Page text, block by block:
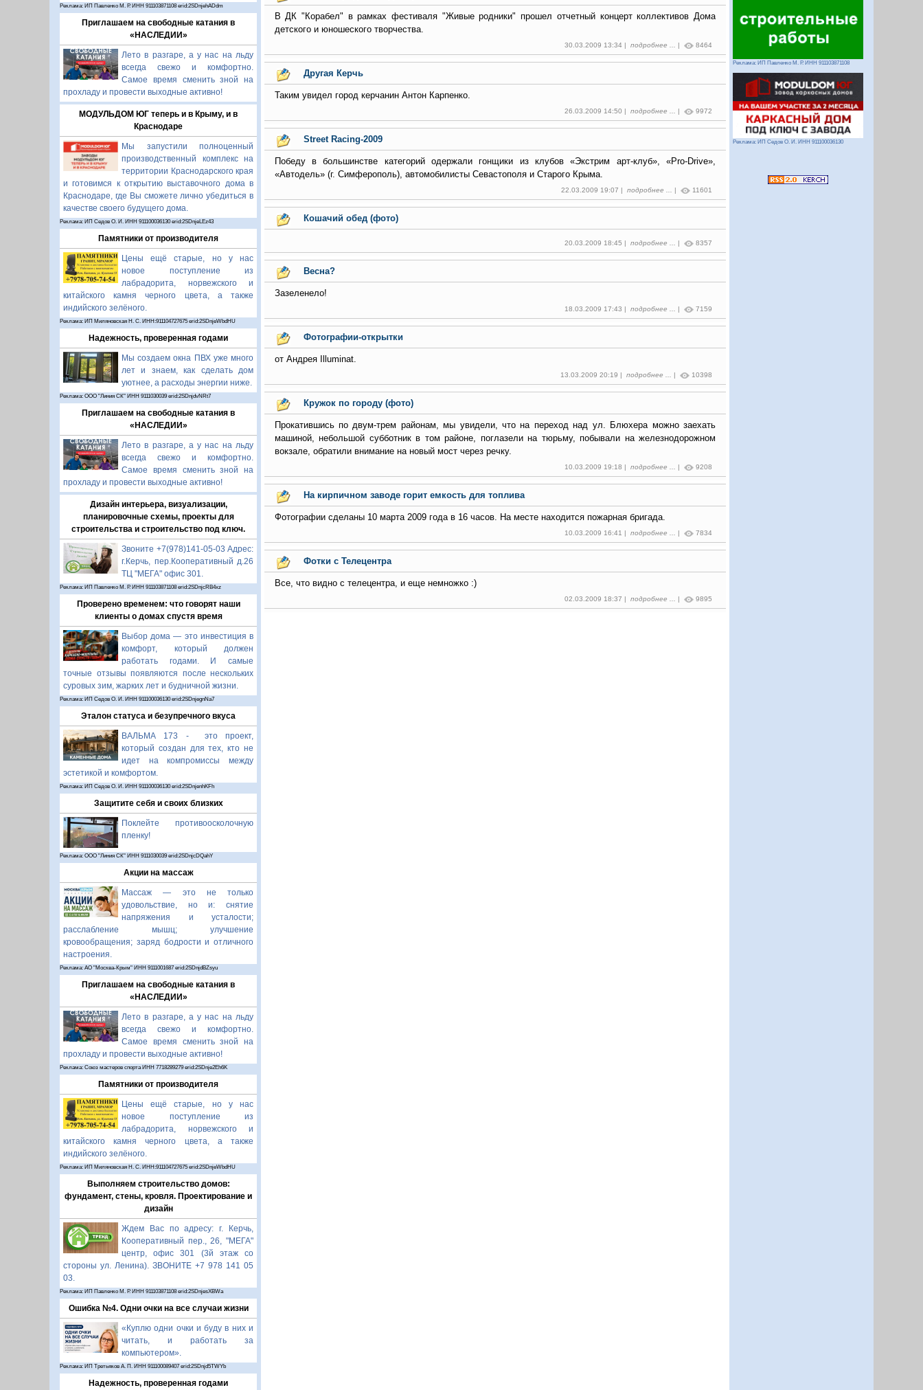
Реклама: ИП Павленко М. Р. ИНН 911103871108 erid:2SDnjehADdm
Приглашаем на свободные катания в
«НАСЛЕДИИ»
Лето в разгаре, а у нас на льду
всегда свежо и комфортно.
Самое время сменить зной на
прохладу и провести выходные активно!
МОДУЛЬДОМ ЮГ теперь и в Крыму, и в
Краснодаре
Мы запустили полноценный
производственный комплекс на
территории Краснодарского края
и готовимся к открытию выставочного дома в
Краснодаре, где Вы сможете лично убедиться в
качестве своего будущего дома.
Реклама: ИП Седов О. И. ИНН 911100036130 erid:2SDnjeLEz43
Памятники от производителя
Цены ещё старые, но у нас
новое поступление из
лабрадорита, норвежского и
китайского камня черного цвета, а также
индийского зелёного.
Реклама: ИП Миляновская Н. С. ИНН:911104727675 erid:2SDnjeWbdHU
Надежность, проверенная годами
Мы создаем окна ПВХ уже много
лет и знаем, как сделать дом
уютнее, а расходы энергии ниже.
Реклама: ООО "Линия СК" ИНН 9111030039 erid:2SDnjdvNRt7
Приглашаем на свободные катания в
«НАСЛЕДИИ»
Лето в разгаре, а у нас на льду
всегда свежо и комфортно.
Самое время сменить зной на
прохладу и провести выходные активно!
Дизайн интерьера, визуализации,
планировочные схемы, проекты для
строительства и строительство под ключ.
Звоните +7(978)141-05-03 Адрес:
г.Керчь, пер.Кооперативный д.26
ТЦ "МЕГА" офис 301.
Реклама: ИП Павленко М. Р. ИНН 911103871108 erid:2SDnjcRB4xz
Проверено временем: что говорят наши
клиенты о домах спустя время
Выбор дома — это инвестиция в
комфорт, который должен
работать годами. И самые
точные отзывы появляются после нескольких
суровых зим, жарких лет и будничной жизни.
Реклама: ИП Седов О. И. ИНН 911100036130 erid:2SDnjegnNa7
Эталон статуса и безупречного вкуса
ВАЛЬМА 173 - это проект,
который создан для тех, кто не
идет на компромиссы между
эстетикой и комфортом.
Реклама: ИП Седов О. И. ИНН 911100036130 erid:2SDnjenhKFh
Защитите себя и своих близких
Поклейте противоосколочную
пленку!
Реклама: ООО "Линия СК" ИНН 9111030039 erid:2SDnjcDQahY
Акции на массаж
Массаж — это не только
удовольствие, но и: снятие
напряжения и усталости;
расслабление мышц; улучшение
кровообращения; заряд бодрости и отличного
настроения.
Реклама: АО "Москва-Крым" ИНН 9111001687 erid:2SDnjdBZsyu
Приглашаем на свободные катания в
«НАСЛЕДИИ»
Лето в разгаре, а у нас на льду
всегда свежо и комфортно.
Самое время сменить зной на
прохладу и провести выходные активно!
Реклама: Союз мастеров спорта ИНН 7718289279 erid:2SDnje2Eh6K
Памятники от производителя
Цены ещё старые, но у нас
новое поступление из
лабрадорита, норвежского и
китайского камня черного цвета, а также
индийского зелёного.
Реклама: ИП Миляновская Н. С. ИНН:911104727675 erid:2SDnjeWbdHU
Выполняем строительство домов:
фундамент, стены, кровля. Проектирование и
дизайн
Ждем Вас по адресу: г. Керчь,
Кооперативный пер., 26, "МЕГА"
центр, офис 301 (3й этаж со
стороны ул. Ленина). ЗВОНИТЕ +7 978 141 05
03.
Реклама: ИП Павленко М. Р. ИНН 911103871108 erid:2SDnjesXBWa
Ошибка №4. Одни очки на все случаи жизни
«Куплю одни очки и буду в них и
читать, и работать за
компьютером».
Реклама: ИП Третьяков А. П. ИНН 911100089407 erid:2SDnjd5TWYb
Надежность, проверенная годами
В ДК "Корабел" в рамках фестиваля "Живые родники" прошел отчетный концерт коллективов Дома
детского и юношеского творчества.
30.03.2009 13:34 | подробнее ... | 8464
Другая Керчь
Таким увидел город керчанин Антон Карпенко.
26.03.2009 14:50 | подробнее ... | 9972
Street Racing-2009
Победу в большинстве категорий одержали гонщики из клубов «Экстрим арт-клуб», «Pro-Drive»,
«Автодель» (г. Симферополь), автомобилисты Севастополя и Старого Крыма.
22.03.2009 19:07 | подробнее ... | 11601
Кошачий обед (фото)
20.03.2009 18:45 | подробнее ... | 8357
Весна?
Зазеленело!
18.03.2009 17:43 | подробнее ... | 7159
Фотографии-открытки
от Андрея Illuminat.
13.03.2009 20:19 | подробнее ... | 10398
Кружок по городу (фото)
Прокатившись по двум-трем районам, мы увидели, что на переход над ул. Блюхера можно заехать
машиной, небольшой субботник в том районе, поглазели на тюрьму, побывали на железнодорожном
вокзале, обратили внимание на новый мост через речку.
10.03.2009 19:18 | подробнее ... | 9208
На кирпичном заводе горит емкость для топлива
Фотографии сделаны 10 марта 2009 года в 16 часов. На месте находится пожарная бригада.
10.03.2009 16:41 | подробнее ... | 7834
Фотки с Телецентра
Все, что видно с телецентра, и еще немножко :)
02.03.2009 18:37 | подробнее ... | 9895
Реклама: ИП Павленко М. Р. ИНН 911103871108
Реклама: ИП Седов О. И. ИНН 911100036130